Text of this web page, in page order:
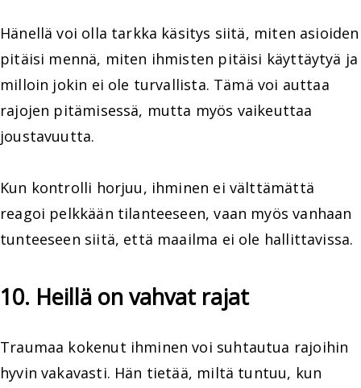
Hänellä voi olla tarkka käsitys siitä, miten asioiden
pitäisi mennä, miten ihmisten pitäisi käyttäytyä ja
milloin jokin ei ole turvallista. Tämä voi auttaa
rajojen pitämisessä, mutta myös vaikeuttaa
joustavuutta.
Kun kontrolli horjuu, ihminen ei välttämättä
reagoi pelkkään tilanteeseen, vaan myös vanhaan
tunteeseen siitä, että maailma ei ole hallittavissa.
10. Heillä on vahvat rajat
Traumaa kokenut ihminen voi suhtautua rajoihin
hyvin vakavasti. Hän tietää, miltä tuntuu, kun